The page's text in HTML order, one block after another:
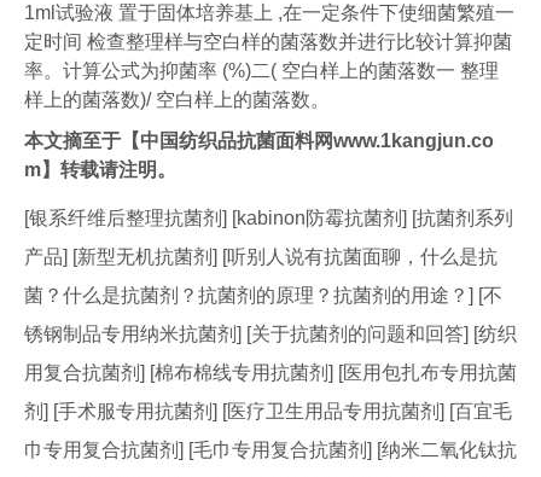
1ml试验液 置于固体培养基上 ,在一定条件下使细菌繁殖一
定时间 检查整理样与空白样的菌落数并进行比较计算抑菌
率。计算公式为抑菌率 (%)二( 空白样上的菌落数一 整理
样上的菌落数)/ 空白样上的菌落数。
本文摘至于【中国纺织品抗菌面料网www.1kangjun.co
m】转载请注明。
[银系纤维后整理抗菌剂] [kabinon防霉抗菌剂] [抗菌剂系列
产品] [新型无机抗菌剂] [听别人说有抗菌面聊，什么是抗
菌？什么是抗菌剂？抗菌剂的原理？抗菌剂的用途？] [不
锈钢制品专用纳米抗菌剂] [关于抗菌剂的问题和回答] [纺织
用复合抗菌剂] [棉布棉线专用抗菌剂] [医用包扎布专用抗菌
剂] [手术服专用抗菌剂] [医疗卫生用品专用抗菌剂] [百宜毛
巾专用复合抗菌剂] [毛巾专用复合抗菌剂] [纳米二氧化钛抗